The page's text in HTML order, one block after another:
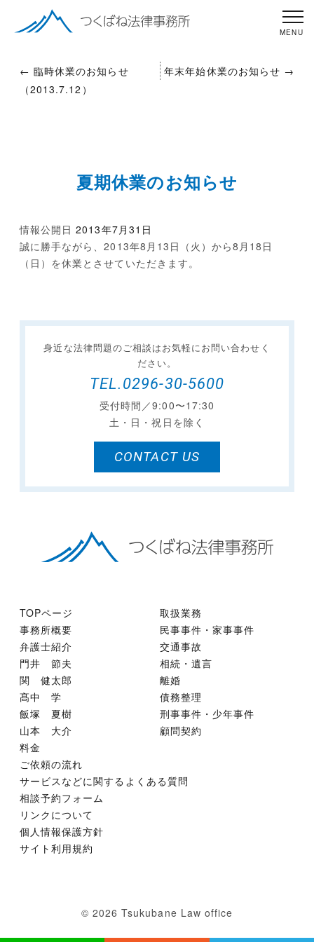
← 臨時休業のお知らせ
（2013.7.12）
年末年始休業のお知らせ →
夏期休業のお知らせ
情報公開日 2013年7月31日
誠に勝手ながら、2013年8月13日（火）から8月18日
（日）を休業とさせていただきます。
身近な法律問題のご相談はお気軽にお問い合わせく
ださい。
TEL.0296-30-5600
受付時間／9:00〜17:30
土・日・祝日を除く
CONTACT US
TOPページ
事務所概要
弁護士紹介
門井 節夫
関 健太郎
髙中 学
飯塚 夏樹
山本 大介
取扱業務
民事事件・家事事件
交通事故
相続・遺言
離婚
債務整理
刑事事件・少年事件
顧問契約
料金
ご依頼の流れ
サービスなどに関するよくある質問
相談予約フォーム
リンクについて
個人情報保護方針
サイト利用規約
© 2026 Tsukubane Law office